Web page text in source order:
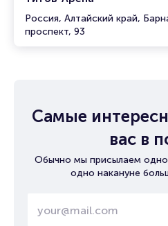
Россия, Алтайский край,
проспект, 93
Самые
вас в
Обычно мы присылаем
одно накануне